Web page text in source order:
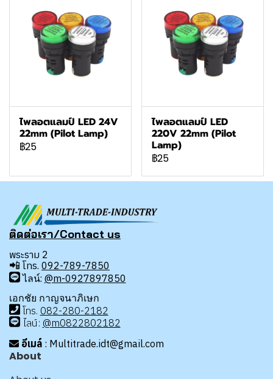
ไพลอตแลมป์ LED 24V
22mm (Pilot Lamp)
฿25
ไพลอตแลมป์ LED
220V 22mm (Pilot
Lamp)
฿25
ติดต่อเรา/Contact us
พระราม 2
📲 โทร. 092-789-7850
ไลน์: @m-0927897850
เอกชัย กาญจนาภิเษก
โทร. 082-280-2182
ไลน์: @m0822802182
อีเมล์ : Multitrade.idt@gmail.com
About